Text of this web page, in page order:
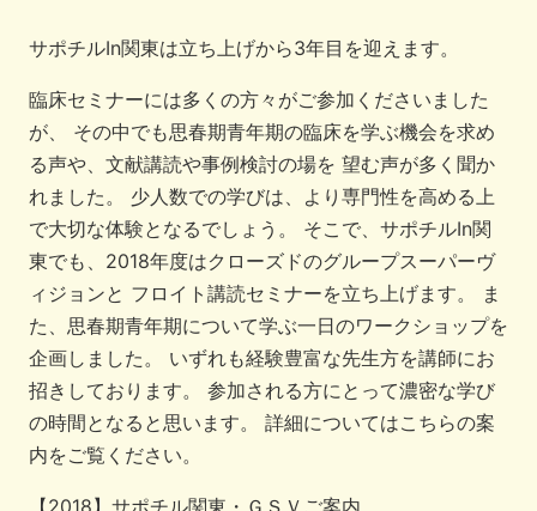
サポチルIn関東は立ち上げから3年目を迎えます。
臨床セミナーには多くの方々がご参加くださいました
が、 その中でも思春期青年期の臨床を学ぶ機会を求め
る声や、文献講読や事例検討の場を 望む声が多く聞か
れました。 少人数での学びは、より専門性を高める上
で大切な体験となるでしょう。 そこで、サポチルIn関
東でも、2018年度はクローズドのグループスーパーヴ
ィジョンと フロイト講読セミナーを立ち上げます。 ま
た、思春期青年期について学ぶ一日のワークショップを
企画しました。 いずれも経験豊富な先生方を講師にお
招きしております。 参加される方にとって濃密な学び
の時間となると思います。 詳細についてはこちらの案
内をご覧ください。
【2018】サポチル関東・ＧＳＶご案内